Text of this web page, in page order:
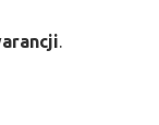
.